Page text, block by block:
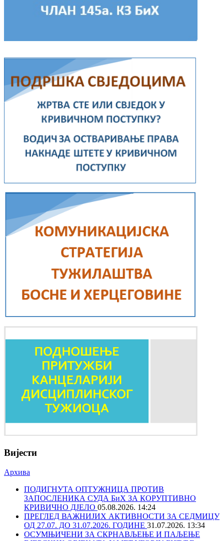
Вијести
Архива
ПОДИГНУТА ОПТУЖНИЦА ПРОТИВ
ЗАПОСЛЕНИКА СУДА БиХ ЗА КОРУПТИВНО
КРИВИЧНО ДЈЕЛО 05.08.2026. 14:24
ПРЕГЛЕД ВАЖНИЈИХ АКТИВНОСТИ ЗА СЕДМИЦУ
ОД 27.07. ДО 31.07.2026. ГОДИНЕ 31.07.2026. 13:34
ОСУМЊИЧЕНИ ЗА СКРНАВЉЕЊЕ И ПАЉЕЊЕ